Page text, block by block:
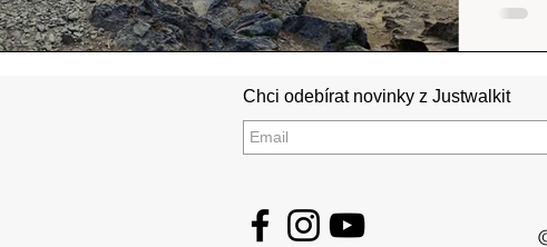
Chci odebírat novinky z Justwalkit